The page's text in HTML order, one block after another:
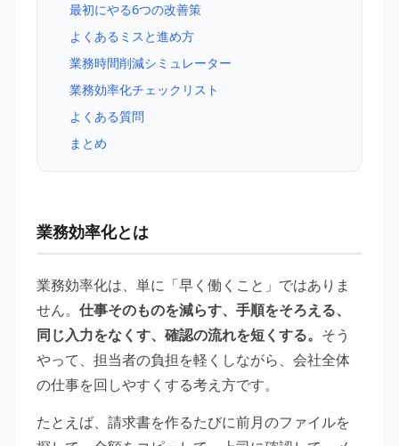
最初にやる6つの改善策
よくあるミスと進め方
業務時間削減シミュレーター
業務効率化チェックリスト
よくある質問
まとめ
業務効率化とは
業務効率化は、単に「早く働くこと」ではありま
せん。 仕事そのものを減らす、手順をそろえる、
同じ入力をなくす、確認の流れを短くする。 そう
やって、担当者の負担を軽くしながら、会社全体
の仕事を回しやすくする考え方です。
たとえば、請求書を作るたびに前月のファイルを